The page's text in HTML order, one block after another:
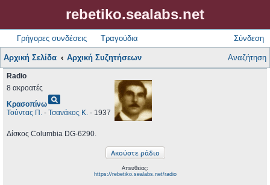
rebetiko.sealabs.net
Γρήγορες συνδέσεις Τραγούδια Σύνδεση
Αρχική Σελίδα Αρχική Συζητήσεων Αναζήτηση
Radio
8 ακροατές
Κρασοπίνωpageview
Τούντας Π. - Τσανάκος Κ. - 1937
Δίσκος Columbia DG-6290.
Απευθείας:
https://rebetiko.sealabs.net/radio